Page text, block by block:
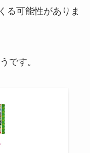
る可能性がありま
です。